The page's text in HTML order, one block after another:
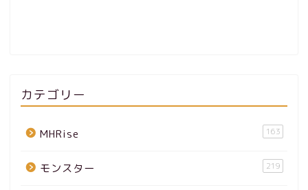
カテゴリー
MHRise 163
モンスター 219